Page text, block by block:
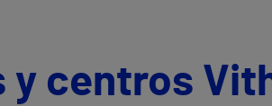
y centros